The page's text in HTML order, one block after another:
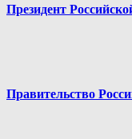
Президент
Правительство